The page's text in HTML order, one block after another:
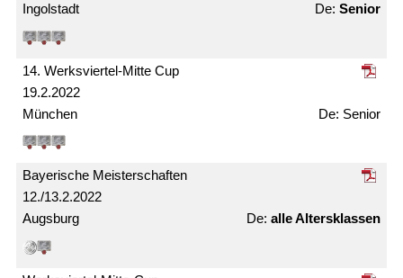
Ingolstadt
Senior
19.2.2022
14. Werksviertel-Mitte Cup
München Senior
12./13.2.2022
Bayerische Meister­schaften
Augsburg alle Alters­klassen